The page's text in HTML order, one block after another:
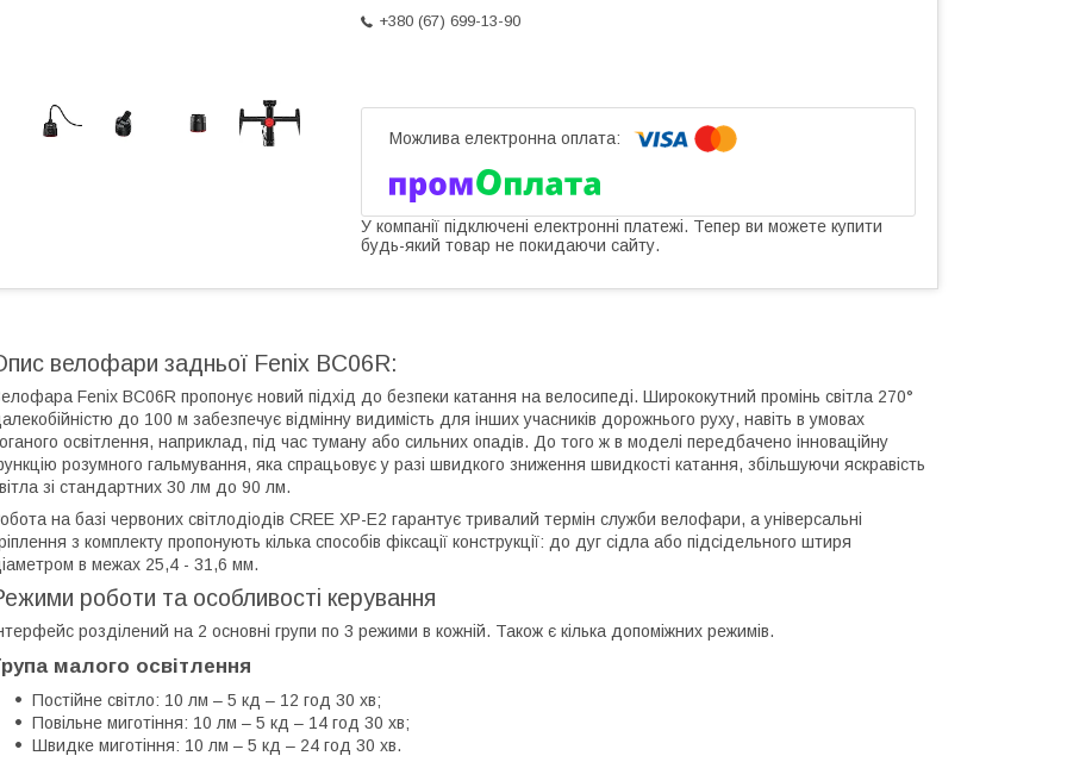
+380 (67) 699-13-90
У компанії підключені електронні платежі. Тепер ви можете купити
будь-який товар не покидаючи сайту.
велофари задньої Fenix BC06R:
Fenix BC06R пропонує новий підхід до безпеки катання на велосипеді. Ширококутний промінь світла 270°
до 100 м забезпечує відмінну видимість для інших учасників дорожнього руху, навіть в умовах
освітлення, наприклад, під час туману або сильних опадів. До того ж в моделі передбачено інноваційну
розумного гальмування, яка спрацьовує у разі швидкого зниження швидкості катання, збільшуючи яскравість
зі стандартних 30 лм до 90 лм.
на базі червоних світлодіодів CREE XP-E2 гарантує тривалий термін служби велофари, а універсальні
з комплекту пропонують кілька способів фіксації конструкції: до дуг сідла або підсідельного штиря
в межах 25,4 - 31,6 мм.
роботи та особливості керування
розділений на 2 основні групи по 3 режими в кожній. Також є кілька допоміжних режимів.
малого освітлення
Постійне світло: 10 лм – 5 кд – 12 год 30 хв;
Повільне миготіння: 10 лм – 5 кд – 14 год 30 хв;
Швидке миготіння: 10 лм – 5 кд – 24 год 30 хв.